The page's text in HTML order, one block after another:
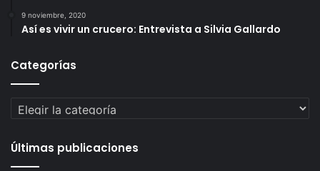
9 noviembre, 2020
Así es vivir un crucero: Entrevista a Silvia Gallardo
Categorías
Categorías
Últimas publicaciones